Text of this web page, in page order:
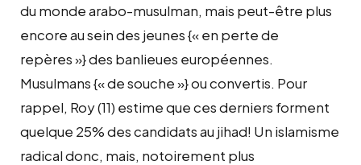
du monde arabo-musulman, mais peut-être plus
encore au sein des jeunes {« en perte de
repères »} des banlieues européennes.
Musulmans {« de souche »} ou convertis. Pour
rappel, Roy (11) estime que ces derniers forment
quelque 25% des candidats au jihad! Un islamisme
radical donc, mais, notoirement plus